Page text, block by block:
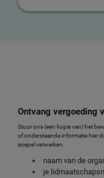
Ontvang vergoeding
Stuur ons (een kopie van) het
of onderstaande informatie hier
soepel verwerken.
naam van de
je